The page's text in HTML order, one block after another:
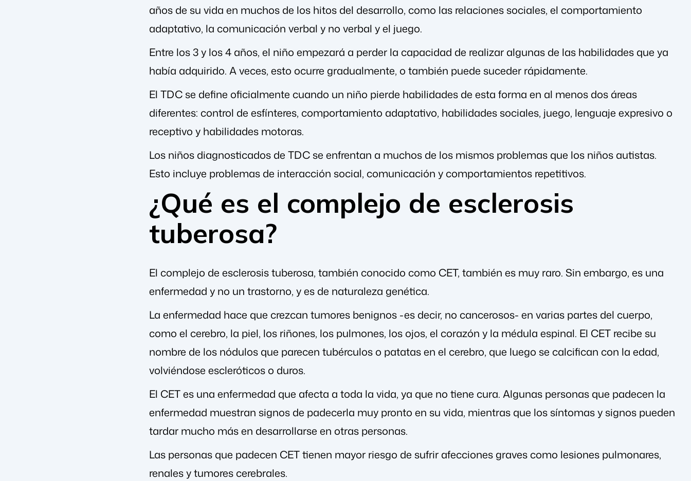
años de su vida en muchos de los hitos del desarrollo, como las relaciones sociales, el comportamiento
adaptativo, la comunicación verbal y no verbal y el juego.
Entre los 3 y los 4 años, el niño empezará a perder la capacidad de realizar algunas de las habilidades que ya
había adquirido. A veces, esto ocurre gradualmente, o también puede suceder rápidamente.
El TDC se define oficialmente cuando un niño pierde habilidades de esta forma en al menos dos áreas
diferentes: control de esfínteres, comportamiento adaptativo, habilidades sociales, juego, lenguaje expresivo o
receptivo y habilidades motoras.
Los niños diagnosticados de TDC se enfrentan a muchos de los mismos problemas que los niños autistas.
Esto incluye problemas de interacción social, comunicación y comportamientos repetitivos.
¿Qué es el complejo de esclerosis
tuberosa?
El complejo de esclerosis tuberosa, también conocido como CET, también es muy raro. Sin embargo, es una
enfermedad y no un trastorno, y es de naturaleza genética.
La enfermedad hace que crezcan tumores benignos -es decir, no cancerosos- en varias partes del cuerpo,
como el cerebro, la piel, los riñones, los pulmones, los ojos, el corazón y la médula espinal. El CET recibe su
nombre de los nódulos que parecen tubérculos o patatas en el cerebro, que luego se calcifican con la edad,
volviéndose escleróticos o duros.
El CET es una enfermedad que afecta a toda la vida, ya que no tiene cura. Algunas personas que padecen la
enfermedad muestran signos de padecerla muy pronto en su vida, mientras que los síntomas y signos pueden
tardar mucho más en desarrollarse en otras personas.
Las personas que padecen CET tienen mayor riesgo de sufrir afecciones graves como lesiones pulmonares,
renales y tumores cerebrales.